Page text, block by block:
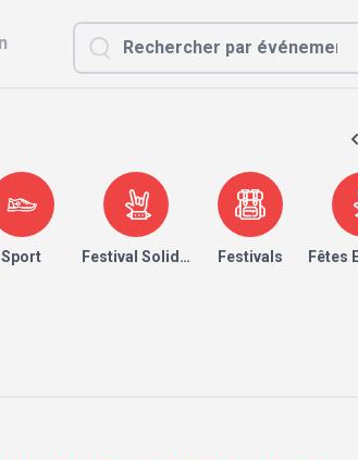
Sport Festival Solidaire Festivals Fêtes